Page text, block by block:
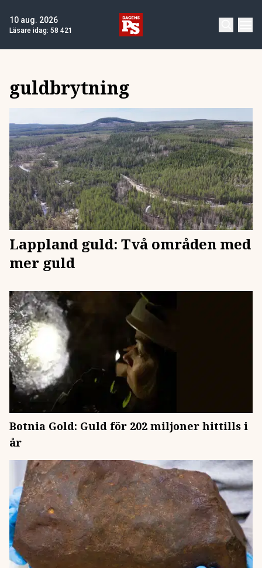
10 aug. 2026
Läsare idag: 58 421
guldbrytning
Lappland guld: Två områden med
mer guld
Botnia Gold: Guld för 202 miljoner hittills i
år